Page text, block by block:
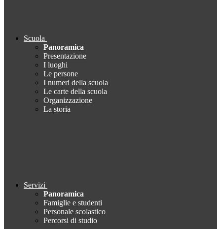
Scuola
Panoramica
Presentazione
I luoghi
Le persone
I numeri della scuola
Le carte della scuola
Organizzazione
La storia
Servizi
Panoramica
Famiglie e studenti
Personale scolastico
Percorsi di studio